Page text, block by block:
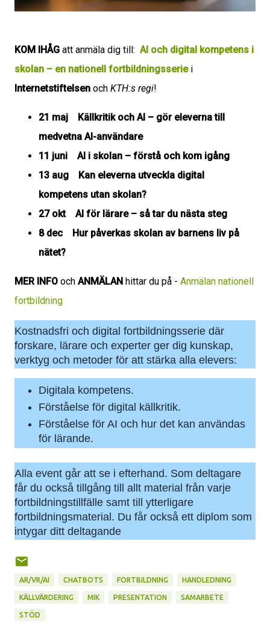
KOM IHÅG att anmäla dig till: AI och digital kompetens i
skolan – en nationell fortbildningsserie i
Internetstiftelsen och KTH:s regi!
21 maj
Källkritik och AI – gör eleverna till
medvetna AI-användare
11 juni
AI i skolan – förstå och kom igång
13 aug
Kan eleverna utveckla digital
kompetens utan skolan?
27 okt
AI för lärare – så tar du nästa steg
8 dec
Hur påverkas skolan av barnens liv på
nätet?
MER INFO och ANMÄLAN hittar du på - Anmälan nationell
fortbildning
Kostnadsfri och digital fortbildningsserie där
forskare, lärare och experter ger dig kunskap,
verktyg och metoder för att stärka alla elevers:
Digitala kompetens.
Förståelse för digital källkritik.
Förståelse för AI och hur det kan användas
för lärande.
Alla event går att se i efterhand. Som deltagare
får du också tillgång till allt material från varje
fortbildningstillfälle samt till ytterligare
fortbildningsmaterial. Du får också ett diplom som
intygar ditt deltagande
AR/VR/AI CHATBOTS FORTBILDNING HANDLEDNING
KÄLLVÄRDERING MIK PRESENTATION SAMARBETE
STÖD